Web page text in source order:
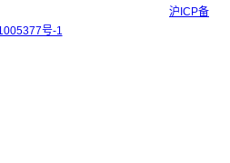
沪ICP备
号-1